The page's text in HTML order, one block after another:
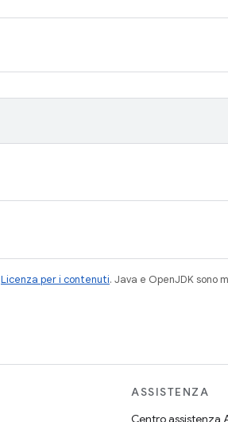
Licenza per i contenuti. Java e OpenJDK sono
ASSISTENZA
Centro assistenza